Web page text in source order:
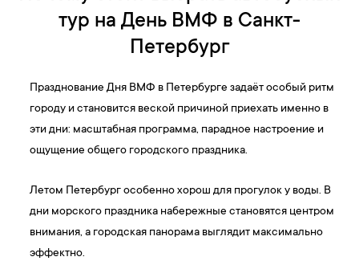
тур на День ВМФ в Санкт-
Петербург
Празднование Дня ВМФ в Петербурге задаёт особый ритм
городу и становится веской причиной приехать именно в
эти дни: масштабная программа, парадное настроение и
ощущение общего городского праздника.
Летом Петербург особенно хорош для прогулок у воды. В
дни морского праздника набережные становятся центром
внимания, а городская панорама выглядит максимально
эффектно.